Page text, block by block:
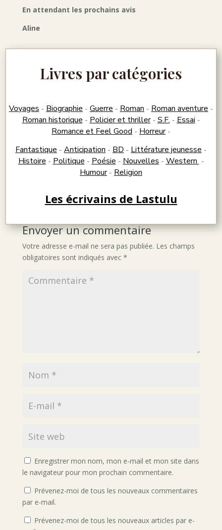
En attendant les prochains avis
Aline
Livres par catégories
Voyages - Biographie - Guerre - Roman - Roman aventure -
Roman historique - Policier et thriller- S.F. - Essai -
Romance et Feel Good - Horreur-
Fantastique - Anticipation - BD - Littérature jeunesse -
Histoire - Politique - Poésie - Nouvelles - Western -
Humour- Religion
Les écrivains de Lastulu
Envoyer un commentaire
Votre adresse e-mail ne sera pas publiée. Les champs
obligatoires sont indiqués avec *
Enregistrer mon nom, mon e-mail et mon site dans
le navigateur pour mon prochain commentaire.
Prévenez-moi de tous les nouveaux commentaires
par e-mail.
Prévenez-moi de tous les nouveaux articles par e-